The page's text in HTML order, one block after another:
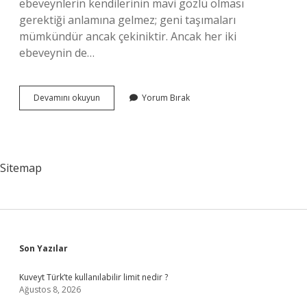
ebeveynlerin kendilerinin mavi gözlü olması
gerektiği anlamına gelmez; geni taşımaları
mümkündür ancak çekiniktir. Ancak her iki
ebeveynin de…
Devamını okuyun
Gözlü
Yorum Bırak
Sitemap
Sidebar
Son Yazılar
Kuveyt Türk’te kullanılabilir limit nedir ?
Ağustos 8, 2026